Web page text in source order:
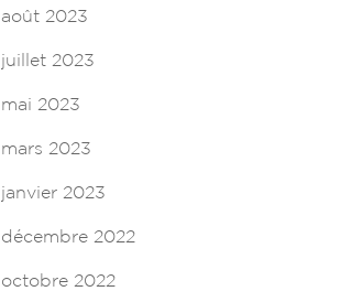
août 2023
juillet 2023
mai 2023
mars 2023
janvier 2023
décembre 2022
octobre 2022